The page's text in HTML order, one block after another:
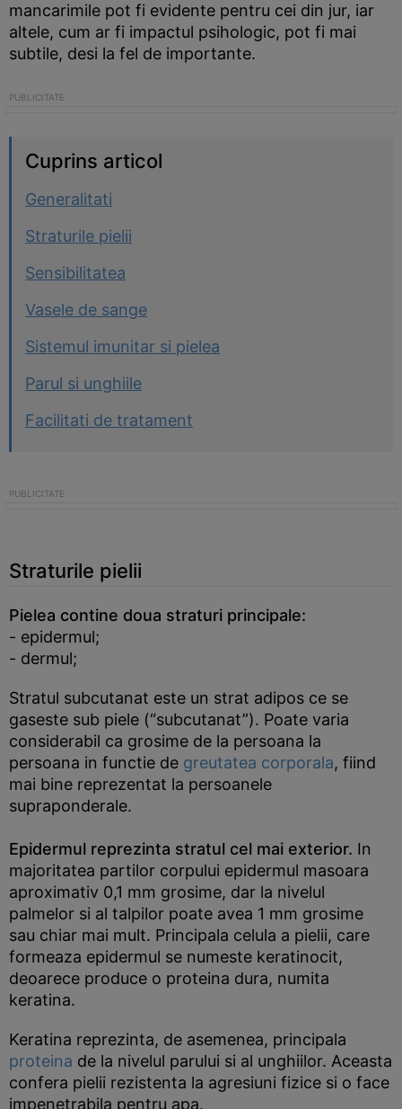
mancarimile pot fi evidente pentru cei din jur, iar
altele, cum ar fi impactul psihologic, pot fi mai
subtile, desi la fel de importante.
Cuprins articol
Generalitati
Straturile pielii
Sensibilitatea
Vasele de sange
Sistemul imunitar si pielea
Parul si unghiile
Facilitati de tratament
Straturile pielii
Pielea contine doua straturi principale:
- epidermul;
- dermul;
Stratul subcutanat este un strat adipos ce se
gaseste sub piele (“subcutanat”). Poate varia
considerabil ca grosime de la persoana la
persoana in functie de greutatea corporala, fiind
mai bine reprezentat la persoanele
supraponderale.
Epidermul reprezinta stratul cel mai exterior. In
majoritatea partilor corpului epidermul masoara
aproximativ 0,1 mm grosime, dar la nivelul
palmelor si al talpilor poate avea 1 mm grosime
sau chiar mai mult. Principala celula a pielii, care
formeaza epidermul se numeste keratinocit,
deoarece produce o proteina dura, numita
keratina.
Keratina reprezinta, de asemenea, principala
proteina de la nivelul parului si al unghiilor. Aceasta
confera pielii rezistenta la agresiuni fizice si o face
impenetrabila pentru apa.